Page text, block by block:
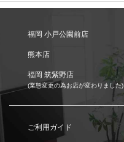
福岡 小戸公園前店
熊本店
福岡 筑紫野店
(業態変更の為お店が変わりました)
ご利用ガイド